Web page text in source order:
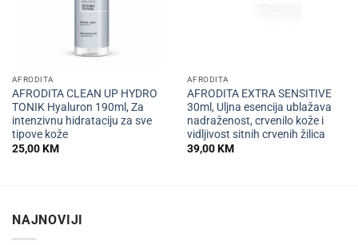
AFRODITA
AFRODITA CLEAN UP HYDRO
TONIK Hyaluron 190ml, Za
intenzivnu hidrataciju za sve
tipove kože
25,00KM
AFRODITA
AFRODITA EXTRA SENSITIVE
30ml, Uljna esencija ublažava
nadraženost, crvenilo kože i
vidljivost sitnih crvenih žilica
39,00KM
NAJNOVIJI